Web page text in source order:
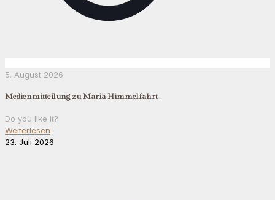
5. August 2026
Medienmitteilung zu Mariä Himmelfahrt
Do you like it?
Weiterlesen
23. Juli 2026